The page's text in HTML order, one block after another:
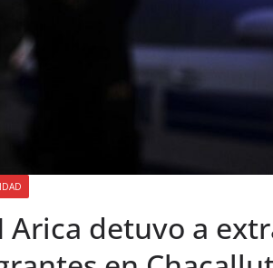
Arica detuvo a